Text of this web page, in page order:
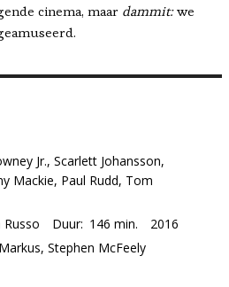
cinema, maar dammit:we
Jr., Scarlett Johansson,
Mackie, Paul Rudd, Tom
Russo Duur: 146 min.
2016
Stephen McFeely